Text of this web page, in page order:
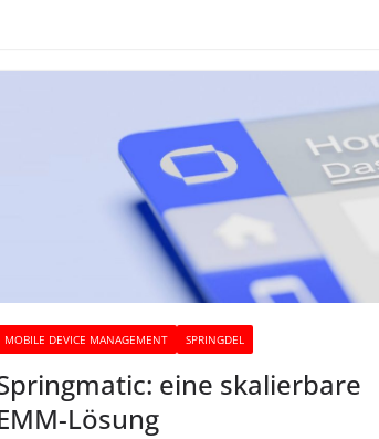
MOBILE DEVICE MANAGEMENT SPRINGDEL
eine skalierbare
Lösung